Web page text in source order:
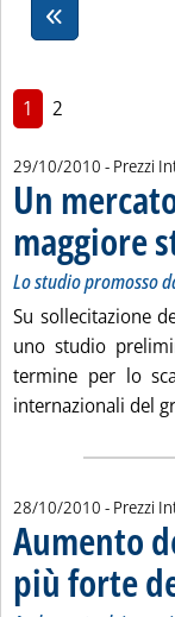
1 2
29/10/2010 - Prezzi
Un
maggiore
Lo studio promosso
Su sollecitazione
uno studio
termine per lo
internazionali del
28/10/2010 - Prezzi
Aumento
più forte